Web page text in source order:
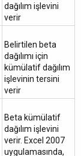
dağılım işlevini
verir
Belirtilen beta
dağılımı için
kümülatif dağılım
işlevinin tersini
verir
Beta kümülatif
dağılım işlevini
verir. Excel 2007
uygulamasında,